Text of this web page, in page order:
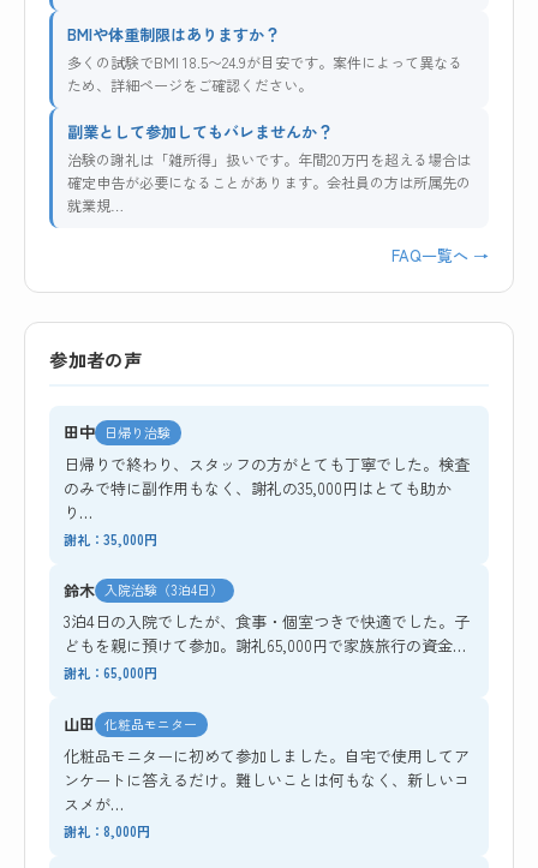
BMIや体重制限はありますか？
多くの試験でBMI 18.5〜24.9が目安です。案件によって異なる
ため、詳細ページをご確認ください。
副業として参加してもバレませんか？
治験の謝礼は「雑所得」扱いです。年間20万円を超える場合は
確定申告が必要になることがあります。会社員の方は所属先の
就業規…
FAQ一覧へ →
参加者の声
田中 日帰り治験
日帰りで終わり、スタッフの方がとても丁寧でした。検査
のみで特に副作用もなく、謝礼の35,000円はとても助か
り…
謝礼：35,000円
鈴木 入院治験（3泊4日）
3泊4日の入院でしたが、食事・個室つきで快適でした。子
どもを親に預けて参加。謝礼65,000円で家族旅行の資金…
謝礼：65,000円
山田 化粧品モニター
化粧品モニターに初めて参加しました。自宅で使用してア
ンケートに答えるだけ。難しいことは何もなく、新しいコ
スメが…
謝礼：8,000円